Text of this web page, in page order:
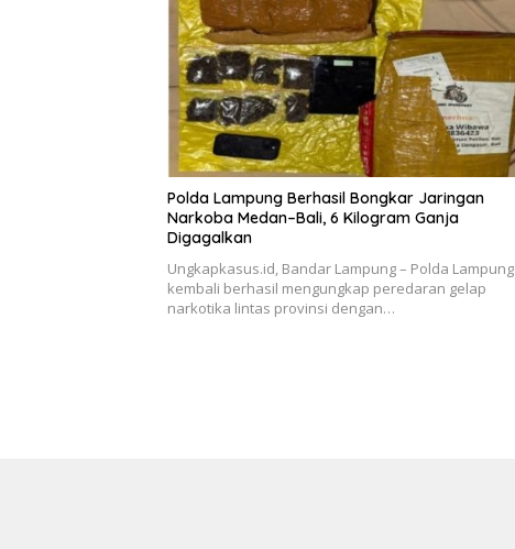
Polda Lampung Berhasil Bongkar Jaringan
Narkoba Medan–Bali, 6 Kilogram Ganja
Digagalkan
Ungkapkasus.id, Bandar Lampung – Polda Lampung
kembali berhasil mengungkap peredaran gelap
narkotika lintas provinsi dengan…